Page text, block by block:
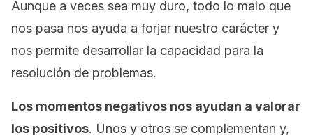
Aunque a veces sea muy duro, todo lo malo que
nos pasa nos ayuda a forjar nuestro carácter y
nos permite desarrollar la capacidad para la
resolución de problemas.
Los momentos negativos nos ayudan a valorar
los positivos. Unos y otros se complementan y,